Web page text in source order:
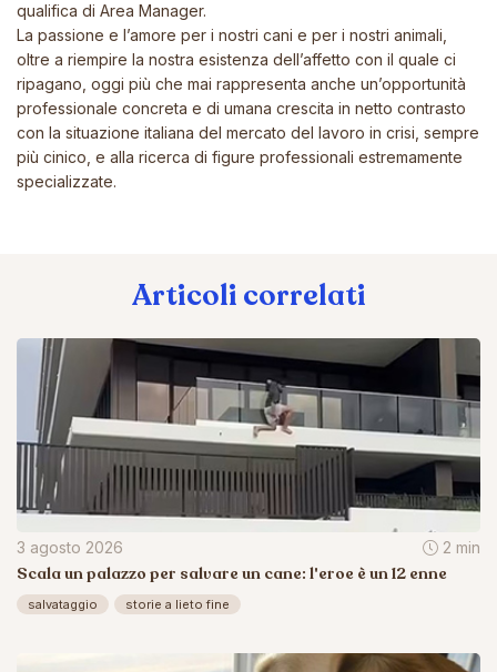
qualifica di Area Manager.
La passione e l’amore per i nostri cani e per i nostri animali,
oltre a riempire la nostra esistenza dell’affetto con il quale ci
ripagano, oggi più che mai rappresenta anche un’opportunità
professionale concreta e di umana crescita in netto contrasto
con la situazione italiana del mercato del lavoro in crisi, sempre
più cinico, e alla ricerca di figure professionali estremamente
specializzate.
Articoli correlati
3 agosto 2026 2 min
Scala un palazzo per salvare un cane: l'eroe è un 12 enne
salvataggio storie a lieto fine